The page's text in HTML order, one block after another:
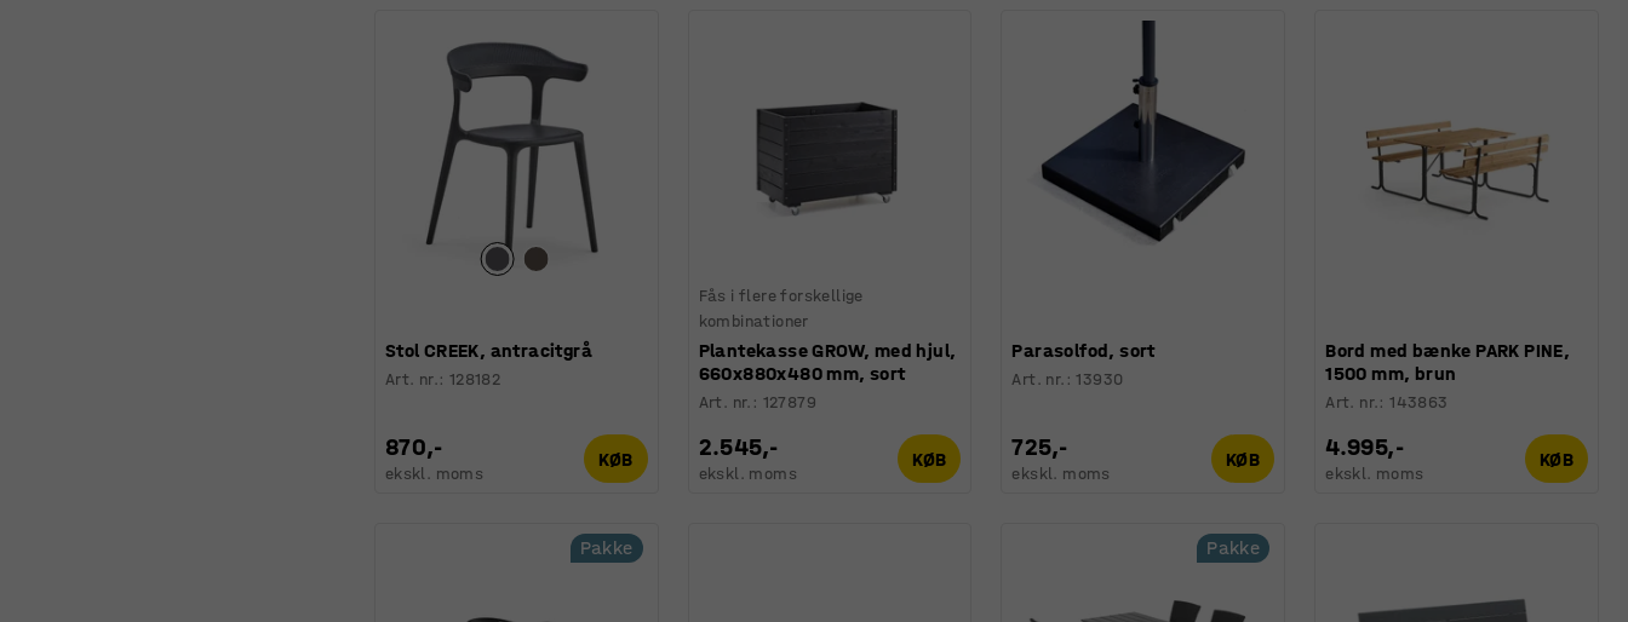
Stol CREEK, antracitgrå
Art. nr.: 128182
870,-
ekskl. moms
KØB
Fås i flere forskellige
kombinationer
Plantekasse GROW, med hjul,
660x880x480 mm, sort
Art. nr. : 127879
2.545,-
ekskl. moms
KØB
Parasolfod, sort
Art. nr. :13930
725,-
ekskl. moms
KØB
Bord med bænke PARK PINE,
1500 mm, brun
Art. nr.:143863
4.995,-
ekskl. moms
KØB
Pakke Pakke